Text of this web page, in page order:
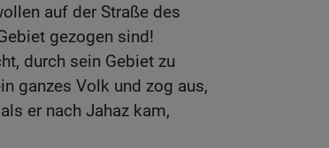
auf der Straße des
gezogen sind!
durch sein Gebiet zu
ganzes Volk und zog aus,
er nach Jahaz kam,